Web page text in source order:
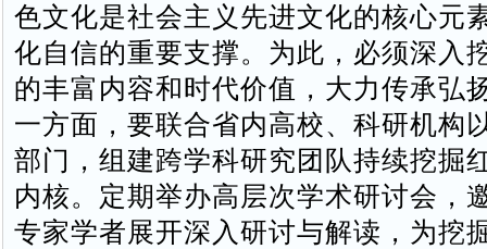
色文化是社会主义先进文化的核心元
化自信的重要支撑。为此，必须深入
的丰富内容和时代价值，大力传承弘
一方面，要联合省内高校、科研机构
部门，组建跨学科研究团队持续挖掘
内核。定期举办高层次学术研讨会，
专家学者展开深入研讨与解读，为挖